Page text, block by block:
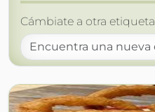
Cámbiate a otra etiqueta